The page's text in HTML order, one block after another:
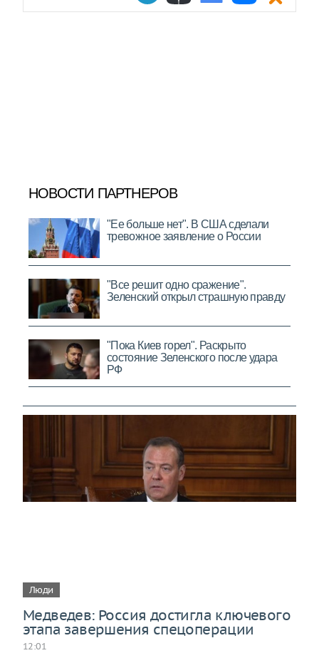
Люди
Медведев: Россия достигла ключевого
этапа завершения спецоперации
12:01